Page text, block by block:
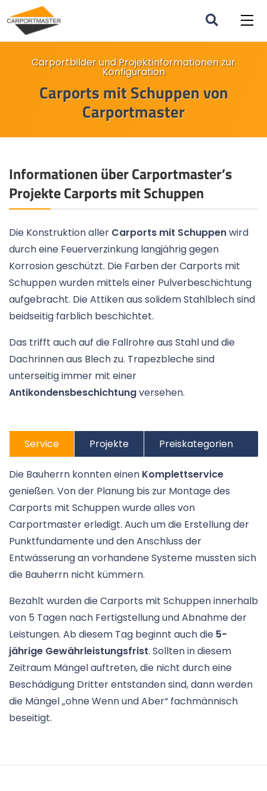
Carportbilder und Projektinformationen zur
Konfiguration
Carports mit Schuppen von
Carportmaster
Informationen über Carportmaster’s
Projekte Carports mit Schuppen
Die Konstruktion aller Carports mit Schuppenwird
durch eine Feuerverzinkung langjährig gegen
Korrosion geschützt. Die Farben der Carports mit
Schuppen wurden mittels einer Pulverbeschichtung
aufgebracht. Die Attiken aus solidem Stahlblech sind
beidseitig farblich beschichtet.
Das trifft auch auf die Fallrohre aus Stahl und die
Dachrinnen aus Blech zu. Trapezbleche sind
unterseitig immer mit einer
Antikondensbeschichtungversehen.
Service Projekte Preiskategorien
Die Bauherrn konnten einen Komplettservice
genießen. Von der Planung bis zur Montage des
Carports mit Schuppen wurde alles von
Carportmaster erledigt. Auch um die Erstellung der
Punktfundamente und den Anschluss der
Entwässerung an vorhandene Systeme mussten sich
die Bauherrn nicht kümmern.
Bezahlt wurden die Carports mit Schuppen innerhalb
von 5 Tagen nach Fertigstellung und Abnahme der
Leistungen. Ab diesem Tag beginnt auch die 5-
jährige Gewährleistungsfrist. Sollten in diesem
Zeitraum Mängel auftreten, die nicht durch eine
Beschädigung Dritter entstanden sind, dann werden
die Mängel „ohne Wenn und Aber“ fachmännisch
beseitigt.